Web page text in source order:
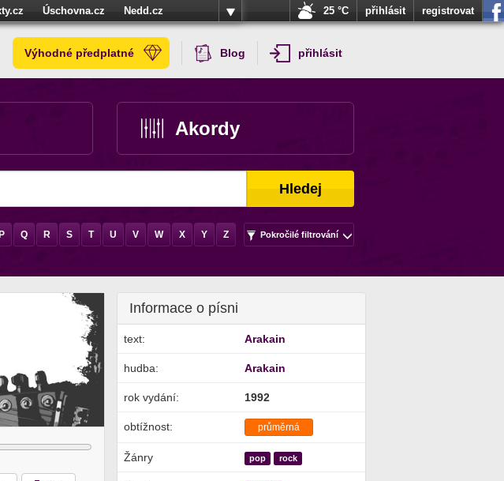
Úschovna.cz
Nedd.cz
25 °C přihlásit registrovat
Výhodné předplatné Blog přihlásit
Akordy
Hledej
P Q R S T U V W X Y Z Pokročilé filtrování
Informace o písni
text: Arakain
hudba: Arakain
rok vydání: 1992
obtížnost: průměrná
Žánry pop rock